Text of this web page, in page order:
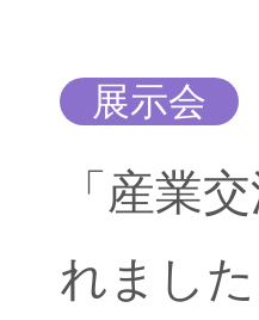
展示会
「産業
れました